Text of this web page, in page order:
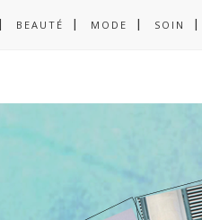
BEAUTÉ MODE SOIN